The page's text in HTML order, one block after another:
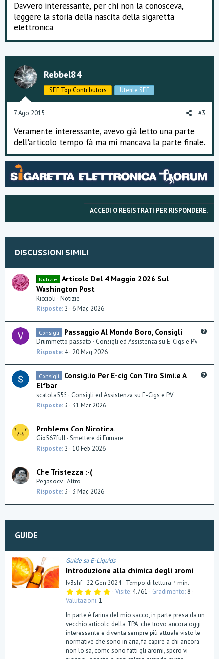
Davvero interessante, per chi non la conosceva,
leggere la storia della nascita della sigaretta
elettronica
Rebbel84
SEF Top Contributors Utente SEF
7 Ago 2015 #3
Veramente interessante, avevo già letto una parte
dell'articolo tempo fà ma mi mancava la parte finale.
ACCEDI O REGISTRATI PER RISPONDERE.
DISCUSSIONI SIMILI
Notizie
Articolo Del 4 Maggio 2026 Sul
Washington Post
Riccioli Notizie
Risposte 2 6 Mag 2026
Consigli Passaggio Al Mondo Boro, Consigli
Drummetto passato
Consigli ed Assistenza su E-Cigs e PV
Risposte 4 20 Mag 2026
i
Consigli
Consiglio Per E-cig Con Tiro Simile A
Elfbar
scatola555
Consigli ed Assistenza su E-Cigs e PV
Risposte 3 31 Mar 2026
Problema Con Nicotina.
Gio567full Smettere di Fumare
Risposte 2 10 Feb 2026
Che Tristezza :-(
Pegasocv Altro
Risposte 3 3 Mag 2026
GUIDE
Guide su E-Liquids
Introduzione alla chimica degli aromi
Iv3shf 22 Gen 2024 Tempo di lettura 4 min.
5
0
s
t
e
l
l
a
(
Visite 4.761 Gradimento 8
Valutazioni 1
In parte è farina del mio sacco, in parte presa da un
vecchio articolo della TPA, che trovo ancora oggi
interessante e diventa sempre più attuale visto le
normative che sono in aria, fa capire a chi ancora
non lo sa, come sono fatti gli aromi, spero vi